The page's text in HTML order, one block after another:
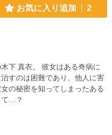
お気に入り追加 2
はある奇病に
て…？